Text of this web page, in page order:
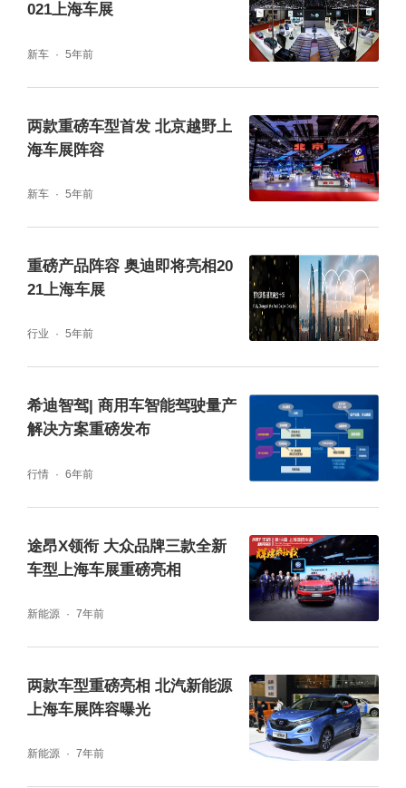
021上海车展
新车 5年前
两款重磅车型首发 北京越野上
海车展阵容
新车 5年前
重磅产品阵容 奥迪即将亮相20
21上海车展
行业 5年前
希迪智驾| 商用车智能驾驶量产
解决方案重磅发布
行情 6年前
途昂X领衔 大众品牌三款全新
车型上海车展重磅亮相
新能源 7年前
两款车型重磅亮相 北汽新能源
上海车展阵容曝光
新能源 7年前